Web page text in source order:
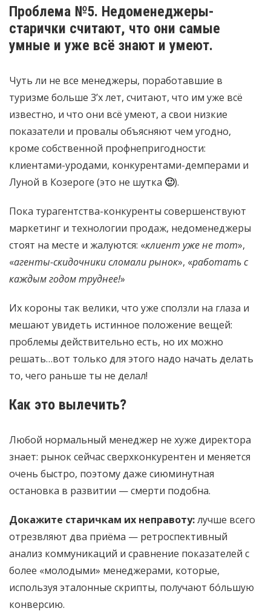
Проблема №5. Недоменеджеры-
старички считают, что они самые
умные и уже всё знают и умеют.
Чуть ли не все менеджеры, поработавшие в
туризме больше 3’х лет, считают, что им уже всё
известно, и что они всё умеют, а свои низкие
показатели и провалы объясняют чем угодно,
кроме собственной профнепригодности:
клиентами-уродами, конкурентами-демперами и
Луной в Козероге (это не шутка 🙂).
Пока турагентства-конкуренты совершенствуют
маркетинг и технологии продаж, недоменеджеры
стоят на месте и жалуются: «клиент уже не тот»,
«агенты-скидочники сломали рынок», «работать с
каждым годом труднее!»
Их короны так велики, что уже сползли на глаза и
мешают увидеть истинное положение вещей:
проблемы действительно есть, но их можно
решать…вот только для этого надо начать делать
то, чего раньше ты не делал!
Как это вылечить?
Любой нормальный менеджер не хуже директора
знает: рынок сейчас сверхконкурентен и меняется
очень быстро, поэтому даже сиюминутная
остановка в развитии — смерти подобна.
Докажите старичкам их неправоту:лучше всего
отрезвляют два приёма — ретроспективный
анализ коммуникаций и сравнение показателей с
более «молодыми» менеджерами, которые,
используя эталонные скрипты, получают бóльшую
конверсию.